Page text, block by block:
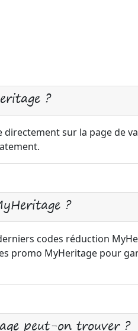
?
directement sur la page de
?
codes réduction
promo MyHeritage pour
peut-on trouver ?